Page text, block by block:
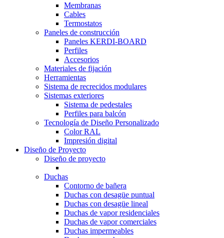
Membranas
Cables
Termostatos
Paneles de construcción
Paneles KERDI-BOARD
Perfiles
Accesorios
Materiales de fijación
Herramientas
Sistema de recrecidos modulares
Sistemas exteriores
Sistema de pedestales
Perfiles para balcón
Tecnología de Diseño Personalizado
Color RAL
Impresión digital
Diseño de Proyecto
Diseño de proyecto
Duchas
Contorno de bañera
Duchas con desagüe puntual
Duchas con desagüe lineal
Duchas de vapor residenciales
Duchas de vapor comerciales
Duchas impermeables